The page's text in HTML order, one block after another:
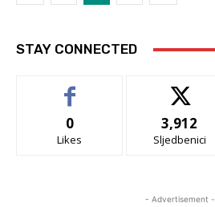
STAY CONNECTED
0
Likes
3,912
Sljedbenici
- Advertisement -